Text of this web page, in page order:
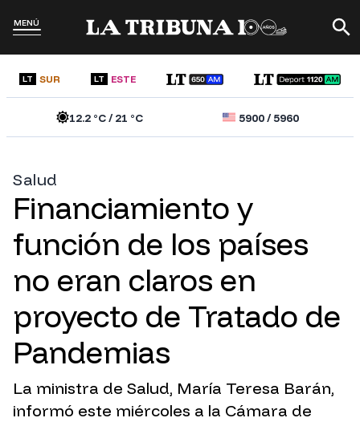
MENÚ
LT SUR LT ESTE
12.2 °C /21 °C 5900/5960
Salud
Financiamiento y
función de los países
no eran claros en
proyecto de Tratado de
Pandemias
La ministra de Salud, María Teresa Barán,
informó este miércoles a la Cámara de